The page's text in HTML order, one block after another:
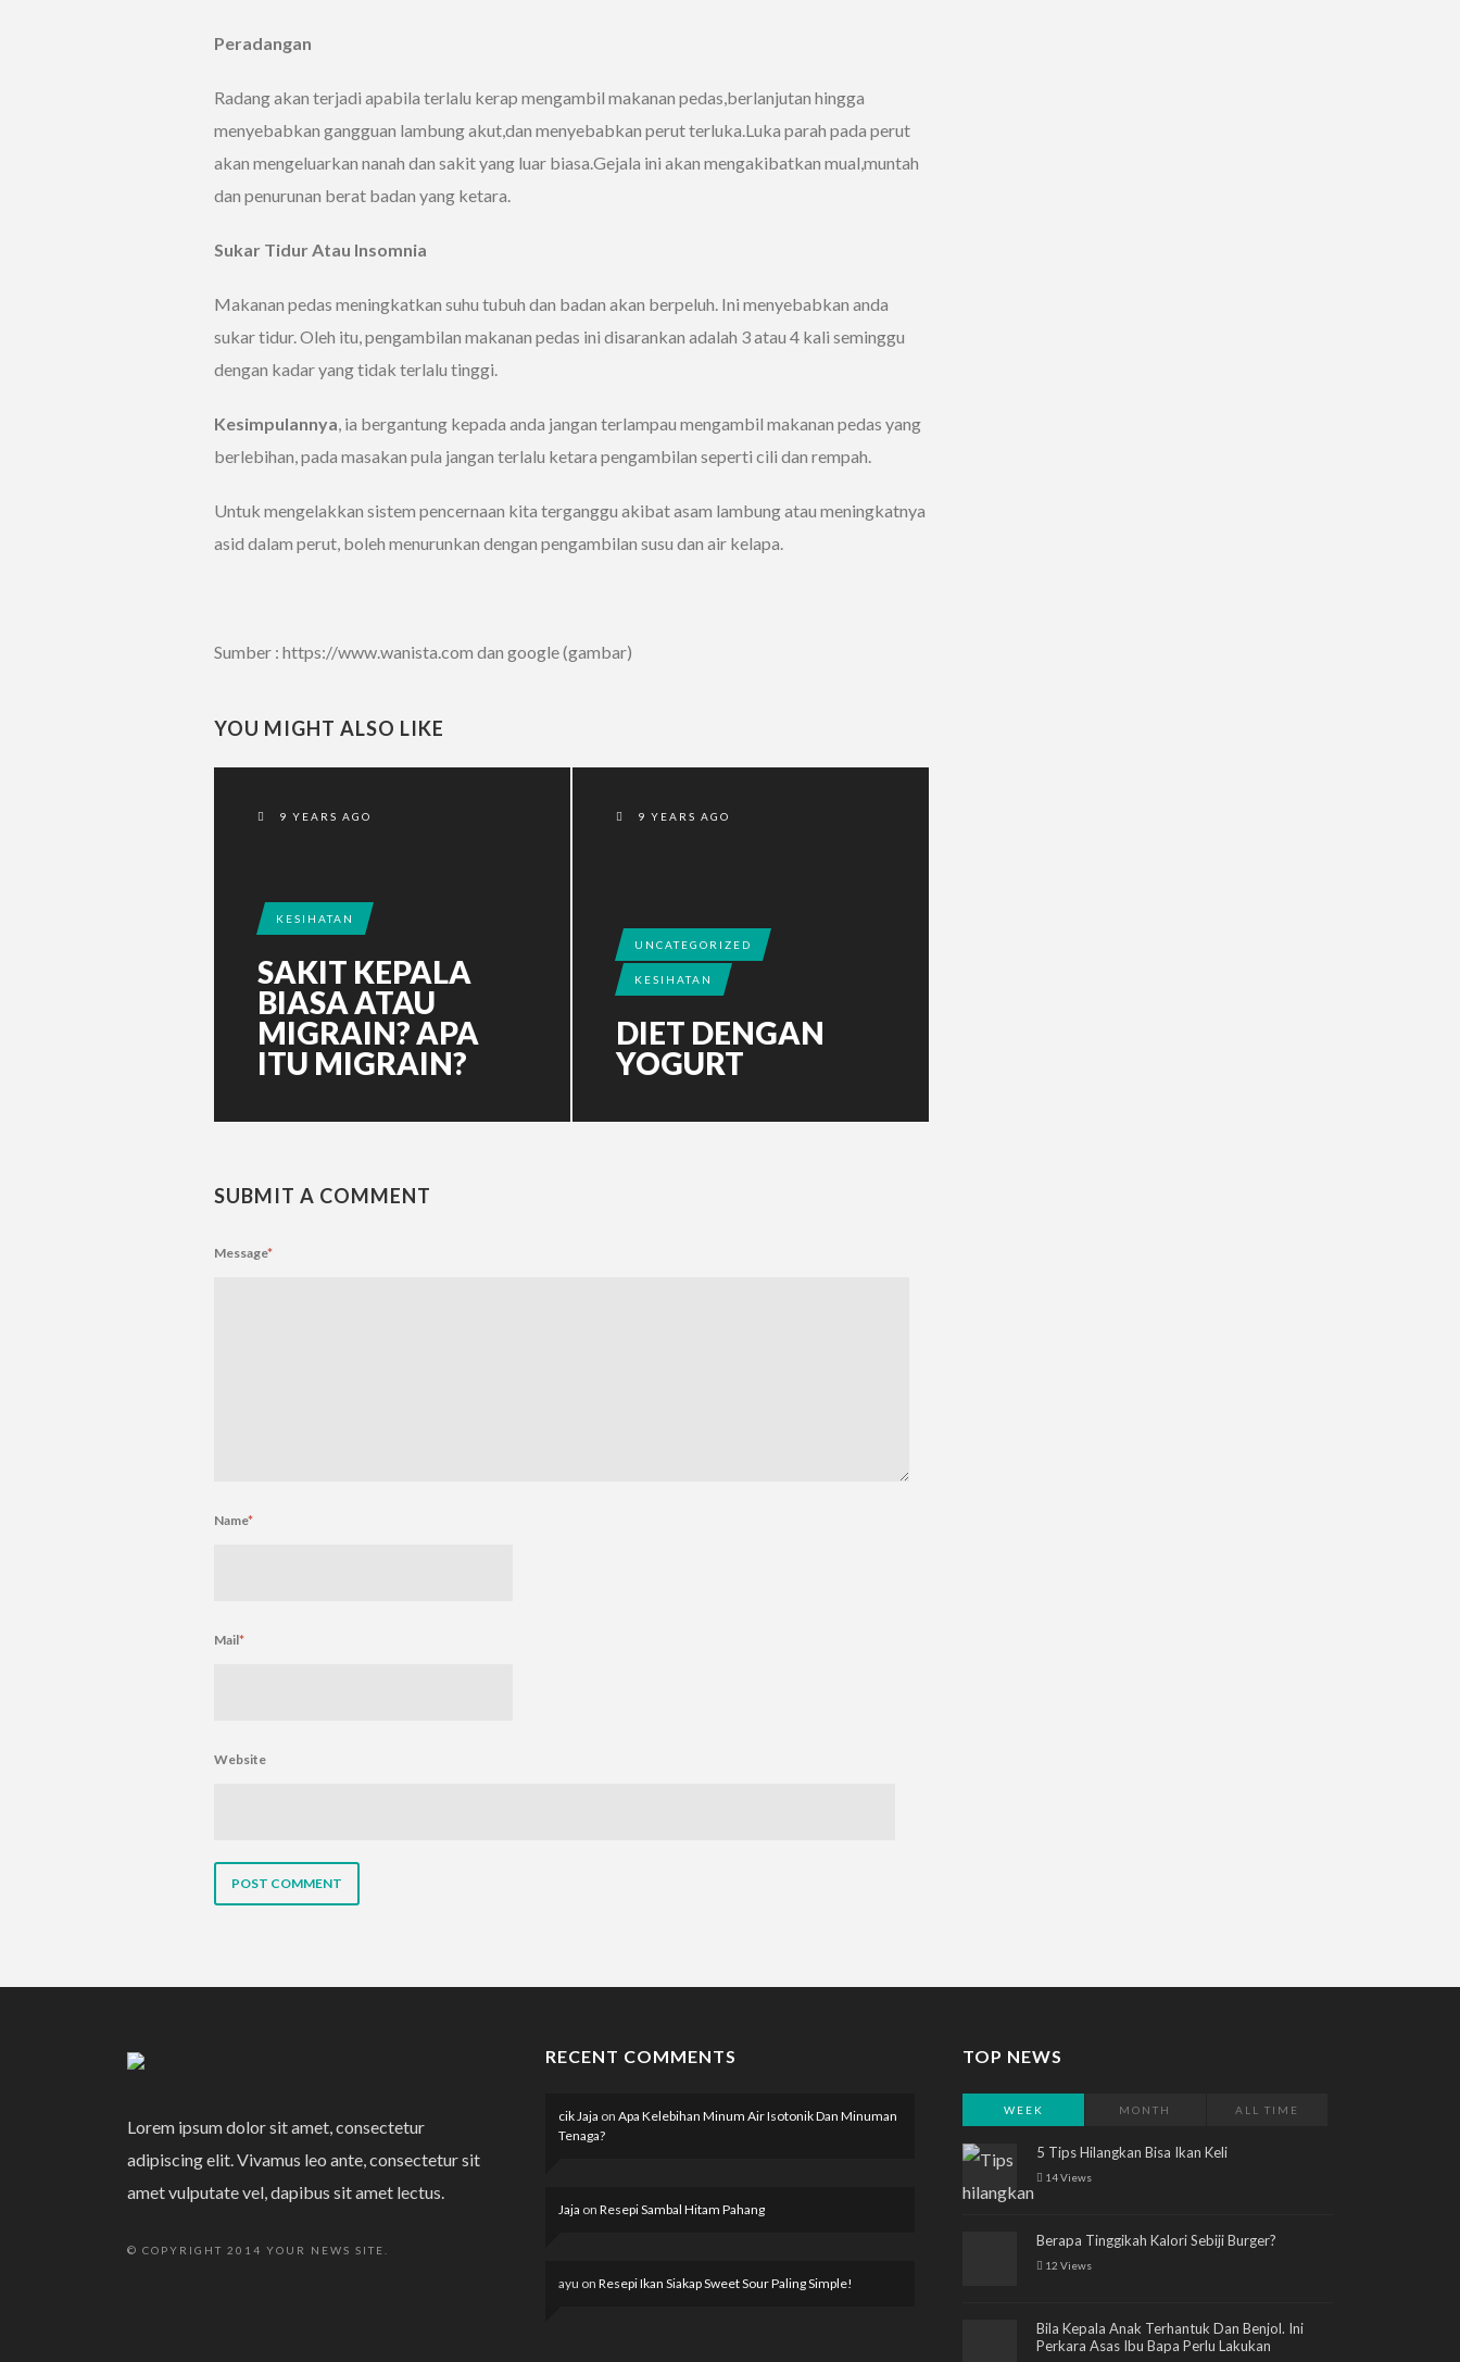
Peradangan
Radang akan terjadi apabila terlalu kerap mengambil makanan pedas,berlanjutan hingga
menyebabkan gangguan lambung akut,dan menyebabkan perut terluka.Luka parah pada perut
akan mengeluarkan nanah dan sakit yang luar biasa.Gejala ini akan mengakibatkan mual,muntah
dan penurunan berat badan yang ketara.
Sukar Tidur Atau Insomnia
Makanan pedas meningkatkan suhu tubuh dan badan akan berpeluh. Ini menyebabkan anda
sukar tidur. Oleh itu, pengambilan makanan pedas ini disarankan adalah 3 atau 4 kali seminggu
dengan kadar yang tidak terlalu tinggi.
Kesimpulannya, ia bergantung kepada anda jangan terlampau mengambil makanan pedas yang
berlebihan, pada masakan pula jangan terlalu ketara pengambilan seperti cili dan rempah.
Untuk mengelakkan sistem pencernaan kita terganggu akibat asam lambung atau meningkatnya
asid dalam perut, boleh menurunkan dengan pengambilan susu dan air kelapa.
Sumber : https://www.wanista.com dan google (gambar)
YOU MIGHT ALSO LIKE
9 YEARS AGO
KESIHATAN
SAKIT KEPALA
BIASA ATAU
MIGRAIN? APA
ITU MIGRAIN?
9 YEARS AGO
UNCATEGORIZED
KESIHATAN
DIET DENGAN
YOGURT
SUBMIT A COMMENT
Message*
Name*
Mail*
Website
Lorem ipsum dolor sit amet, consectetur
adipiscing elit. Vivamus leo ante, consectetur sit
amet vulputate vel, dapibus sit amet lectus.
© COPYRIGHT 2014 YOUR NEWS SITE.
RECENT COMMENTS
cik Jaja on Apa Kelebihan Minum Air Isotonik Dan Minuman
Tenaga?
Jaja on Resepi Sambal Hitam Pahang
ayu on Resepi Ikan Siakap Sweet Sour Paling Simple!
TOP NEWS
WEEK MONTH ALL TIME
5 Tips Hilangkan Bisa Ikan Keli
14 Views
Berapa Tinggikah Kalori Sebiji Burger?
12 Views
Bila Kepala Anak Terhantuk Dan Benjol. Ini
Perkara Asas Ibu Bapa Perlu Lakukan